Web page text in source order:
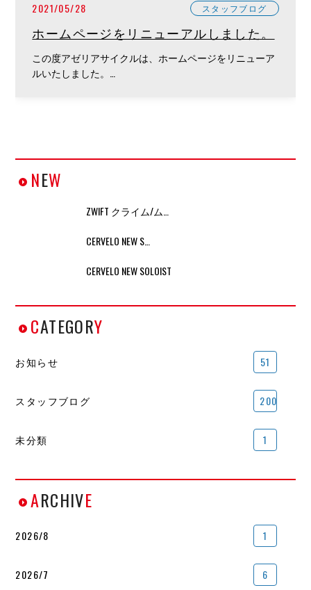
2021/05/28 スタッフブログ
ホームページをリニューアルしました。
この度アゼリアサイクルは、ホームページをリニューア
ルいたしました。…
NEW
ZWIFT クライム/ム…
CERVELO NEW S…
CERVELO NEW SOLOIST
CATEGORY
お知らせ 51
スタッフブログ 200
未分類 1
ARCHIVE
2026/8 1
2026/7 6